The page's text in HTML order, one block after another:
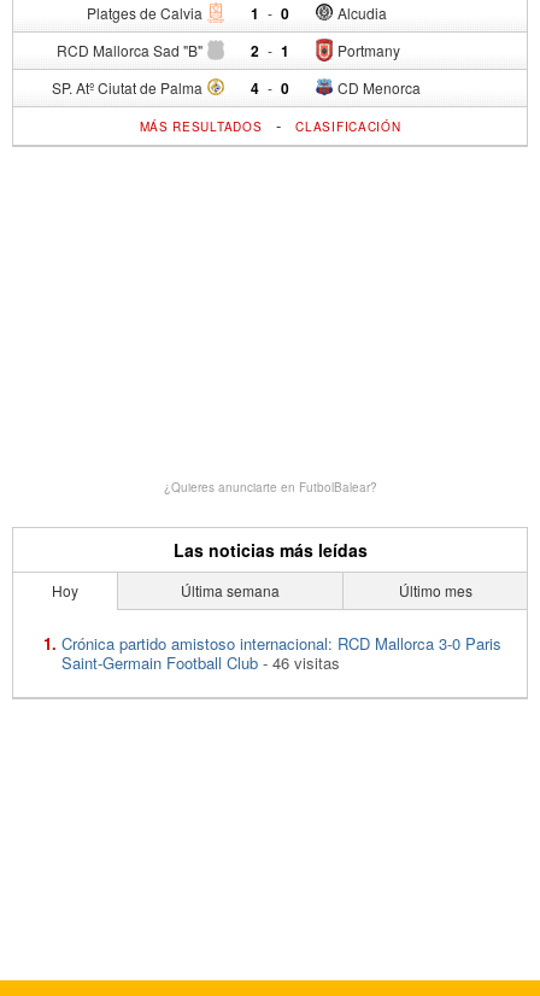
Platges de Calvia 1 - Alcudia
0
RCD Mallorca Sad "B" 2 - Portmany
1
SP. Atº Ciutat de Palma 4 - CD Menorca
0
MÁS RESULTADOS -CLASIFICACIÓN
¿Quieres anunciarte en FutbolBalear?
Las noticias más leídas
Hoy Última semana Último mes
Crónica partido amistoso internacional: RCD Mallorca 3-0 Paris
Saint-Germain Football Club - 46 visitas